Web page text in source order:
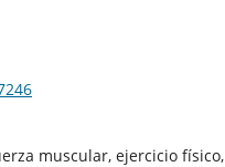
muscular, ejercicio físico,